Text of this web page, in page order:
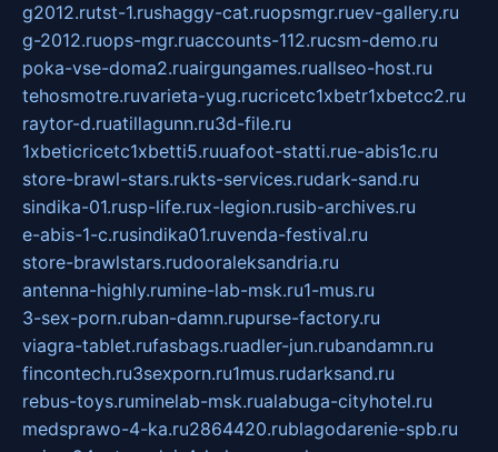
g2012.rutst-1.rushaggy-cat.ruopsmgr.ruev-gallery.ru
g-2012.ruops-mgr.ruaccounts-112.rucsm-demo.ru
poka-vse-doma2.ruairgungames.ruallseo-host.ru
tehosmotre.ruvarieta-yug.rucricetc1xbetr1xbetcc2.ru
raytor-d.ruatillagunn.ru3d-file.ru
1xbeticricetc1xbetti5.ruuafoot-statti.rue-abis1c.ru
store-brawl-stars.rukts-services.rudark-sand.ru
sindika-01.rusp-life.rux-legion.rusib-archives.ru
e-abis-1-c.rusindika01.ruvenda-festival.ru
store-brawlstars.rudooraleksandria.ru
antenna-highly.rumine-lab-msk.ru1-mus.ru
3-sex-porn.ruban-damn.rupurse-factory.ru
viagra-tablet.rufasbags.ruadler-jun.rubandamn.ru
fincontech.ru3sexporn.ru1mus.rudarksand.ru
rebus-toys.ruminelab-msk.rualabuga-cityhotel.ru
medsprawo-4-ka.ru2864420.rublagodarenie-spb.ru